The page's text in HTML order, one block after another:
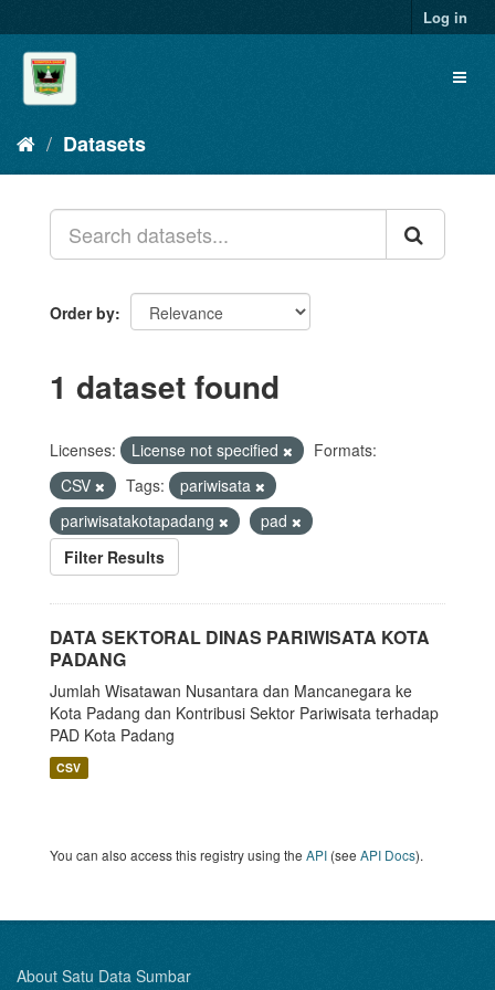
to
content
Log in
Datasets
Order by
1 dataset found
Licenses: License not specified
Formats:
CSV
Tags:
pariwisata
pariwisatakotapadang
pad
Filter Results
DATA SEKTORAL DINAS PARIWISATA KOTA
PADANG
Jumlah Wisatawan Nusantara dan Mancanegara ke
Kota Padang dan Kontribusi Sektor Pariwisata terhadap
PAD Kota Padang
CSV
You can also access this registry using the API (see API Docs).
About Satu Data Sumbar